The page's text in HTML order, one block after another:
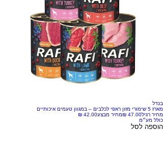
בנדל
מארז 5 שימורי מזון ראפי לכלבים – במגוון טעמים איכותיים
מחיר רגיל
מחיר מבצע
כולל מע״מ
הוספה לסל